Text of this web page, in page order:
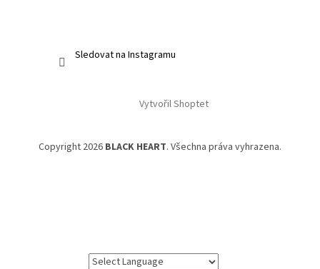
Sledovat na Instagramu
Vytvořil Shoptet
Copyright 2026 BLACK HEART. Všechna práva vyhrazena.